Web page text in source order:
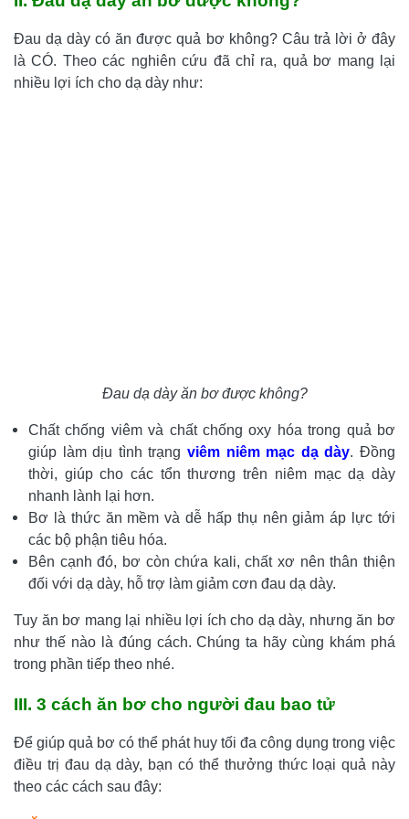
Đau dạ dày có ăn được quả bơ không? Câu trả lời ở đây
là CÓ. Theo các nghiên cứu đã chỉ ra, quả bơ mang lại
nhiều lợi ích cho dạ dày như:
Đau dạ dày ăn bơ được không?
Chất chống viêm và chất chống oxy hóa trong quả bơ
giúp làm dịu tình trạng viêm niêm mạc dạ dày. Đồng
thời, giúp cho các tổn thương trên niêm mạc dạ dày
nhanh lành lại hơn.
Bơ là thức ăn mềm và dễ hấp thụ nên giảm áp lực tới
các bộ phận tiêu hóa.
Bên cạnh đó, bơ còn chứa kali, chất xơ nên thân thiện
đối với dạ dày, hỗ trợ làm giảm cơn đau dạ dày.
Tuy ăn bơ mang lại nhiều lợi ích cho dạ dày, nhưng ăn bơ
như thế nào là đúng cách. Chúng ta hãy cùng khám phá
trong phần tiếp theo nhé.
III. 3 cách ăn bơ cho người đau bao tử
Để giúp quả bơ có thể phát huy tối đa công dụng trong việc
điều trị đau dạ dày, bạn có thể thưởng thức loại quả này
theo các cách sau đây: